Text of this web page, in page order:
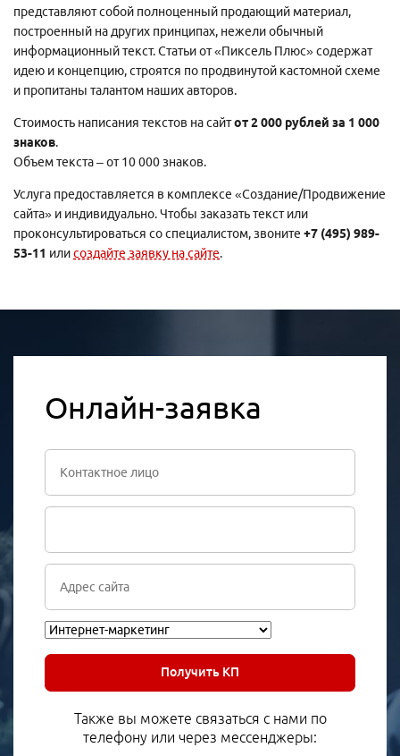
представляют собой полноценный продающий материал,
построенный на других принципах, нежели обычный
информационный текст. Статьи от «Пиксель Плюс» содержат
идею и концепцию, строятся по продвинутой кастомной схеме
и пропитаны талантом наших авторов.
Стоимость написания текстов на сайтот 2 000 рублей за 1 000
знаков.
Объем текста – от 10 000 знаков.
Услуга предоставляется в комплексе «Создание/Продвижение
сайта» и индивидуально. Чтобы заказать текст или
проконсультироваться со специалистом, звоните +7 495 989-
53-11 илисоздайте заявку на сайте.
Онлайн-заявка
Получить КП
Также вы можете связаться с нами по
телефону или через мессенджеры: